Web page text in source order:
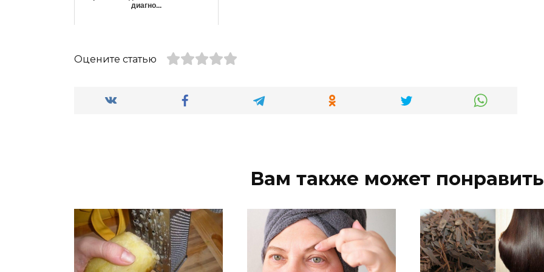
диагно...
Оцените статью
Вам также может